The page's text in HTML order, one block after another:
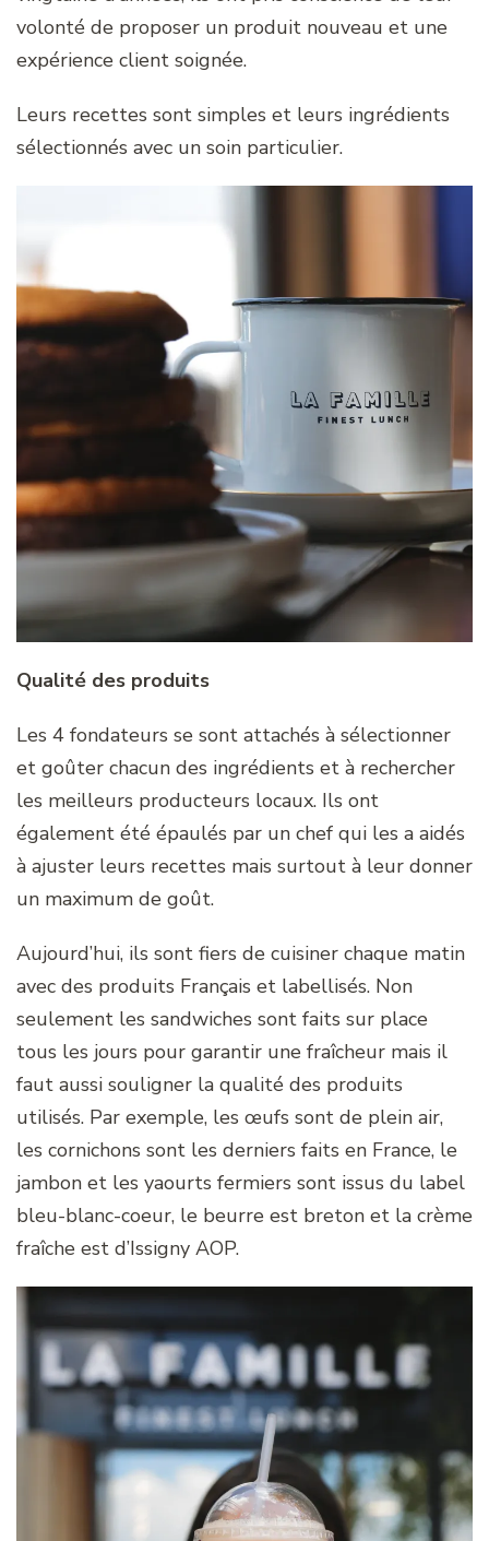
volonté de proposer un produit nouveau et une
expérience client soignée.
Leurs recettes sont simples et leurs ingrédients
sélectionnés avec un soin particulier.
Qualité des produits
Les 4 fondateurs se sont attachés à sélectionner
et goûter chacun des ingrédients et à rechercher
les meilleurs producteurs locaux. Ils ont
également été épaulés par un chef qui les a aidés
à ajuster leurs recettes mais surtout à leur donner
un maximum de goût.
Aujourd’hui, ils sont fiers de cuisiner chaque matin
avec des produits Français et labellisés. Non
seulement les sandwiches sont faits sur place
tous les jours pour garantir une fraîcheur mais il
faut aussi souligner la qualité des produits
utilisés. Par exemple, les œufs sont de plein air,
les cornichons sont les derniers faits en France, le
jambon et les yaourts fermiers sont issus du label
bleu-blanc-coeur, le beurre est breton et la crème
fraîche est d’Issigny AOP.